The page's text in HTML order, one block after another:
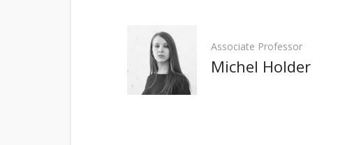
Associate Professor
Michel Holder